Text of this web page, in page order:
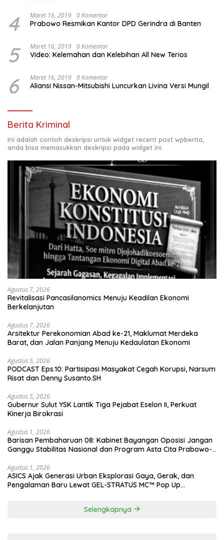
4 Maret 16, 2019 0 Komentar
Prabowo Resmikan Kantor DPD Gerindra di Banten
5 Maret 16, 2019 0 Komentar
Video: Kelemahan dan Kelebihan All New Terios
6 Maret 16, 2019 0 Komentar
Aliansi Nissan-Mitsubishi Luncurkan Livina Versi Mungil
Berita Kriminal
Ini adalah contoh deskripsi untuk widget recent post wpberita,
anda bisa memasukkan deskripsi pada widget ini.
Agustus 7, 2026
Revitalisasi Pancasilanomics Menuju Keadilan Ekonomi
Berkelanjutan
Agustus 7, 2026
Arsitektur Perekonomian Abad ke-21, Maklumat Merdeka
Barat, dan Jalan Panjang Menuju Kedaulatan Ekonomi
Agustus 5, 2026
PODCAST Eps.10: Partisipasi Masyakat Cegah Korupsi, Narsum
Risat dan Denny Susanto.SH
Agustus 5, 2026
Gubernur Sulut YSK Lantik Tiga Pejabat Eselon II, Perkuat
Kinerja Birokrasi
Agustus 1, 2026
Barisan Pembaharuan 08: Kabinet Bayangan Oposisi Jangan
Ganggu Stabilitas Nasional dan Program Asta Cita Prabowo-
Agustus 1, 2026
ASICS Ajak Generasi Urban Eksplorasi Gaya, Gerak, dan
Pengalaman Baru Lewat GEL-STRATUS MC™ Pop Up
Selengkapnya